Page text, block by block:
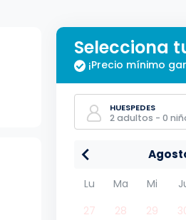
Selecciona
¡Precio mínimo
HUESPEDES
2 adultos - 0
Lu Ma Mi
27
28 29